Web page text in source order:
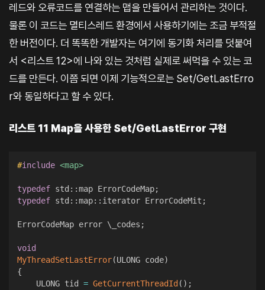
레드와 오류코드를 연결하는 맵을 만들어서 관리하는 것이다.
물론 이 코드는 멸티스레드 환경에서 사용하기에는 조금 부적절
한 버전이다. 더 똑똑한 개발자는 여기에 동기화 처리를 덧붙여
서 <리스트 12>에 나와 있는 것처럼 실제로 써먹을 수 있는 코
드를 만든다. 이쯤 되면 이제 기능적으로는 Set/GetLastErro
r와 동일하다고 할 수 있다.
리스트 11 Map을 사용한 Set/GetLastError 구현
#include <map>
typedef std ::map ErrorCodeMap;
typedef std ::map:: iterator ErrorCodeMit ;
ErrorCodeMap error \_codes ;
void
MyThreadSetLastError(ULONG code)
{
	ULONG tid
= GetCurrentThreadId ( ) ;